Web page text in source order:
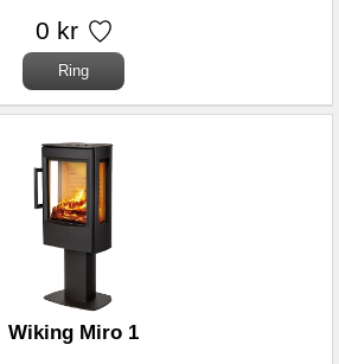
Kontakt oss på mail eller telefon, eller
Malia i Ørsta Anders Hovden Gate 18
Mail: post@bullmann.no
0 kr
Wiking Miro 1